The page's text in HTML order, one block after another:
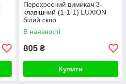
Перехресний вимикач 3-
клавішний (1-1-1) LUXION
білий скло
В наявності
805 ₴
Купити